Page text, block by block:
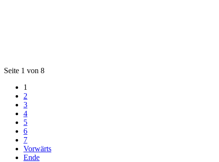
Seite 1 von 8
1
2
3
4
5
6
7
Vorwärts
Ende